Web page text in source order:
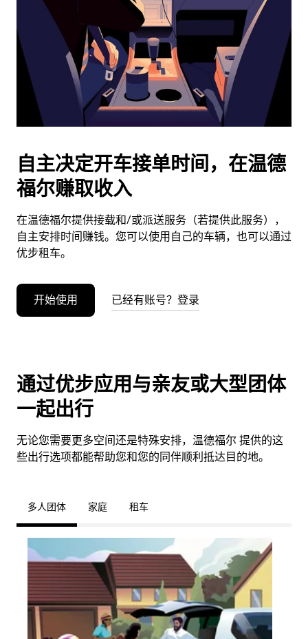
期。
按
退
闭
日
历。
自主决定开车接单时间，在温德
福尔赚取收入
在温德福尔提供接载和/或派送服务（若提供此服务），
自主安排时间赚钱。您可以使用自己的车辆，也可以通过
优步租车。
开始使用 已经有账号？登录
通过优步应用与亲友或大型团体
一起出行
无论您需要更多空间还是特殊安排，温德福尔 提供的这
些出行选项都能帮助您和您的同伴顺利抵达目的地。
多人团体 家庭 租车